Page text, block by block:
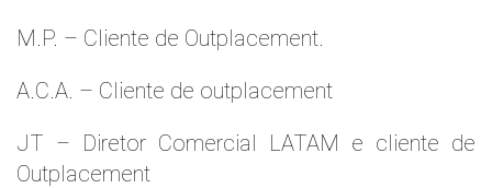
M.P. – Cliente de Outplacement.
A.C.A. – Cliente de outplacement
JT – Diretor Comercial LATAM e cliente de
Outplacement